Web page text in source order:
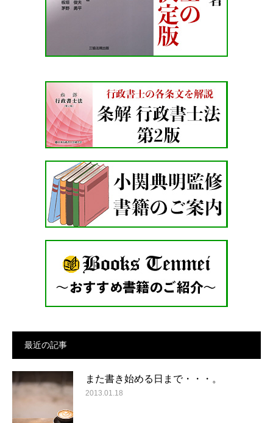
最近の記事
また書き始める日まで・・・。
2013.01.18